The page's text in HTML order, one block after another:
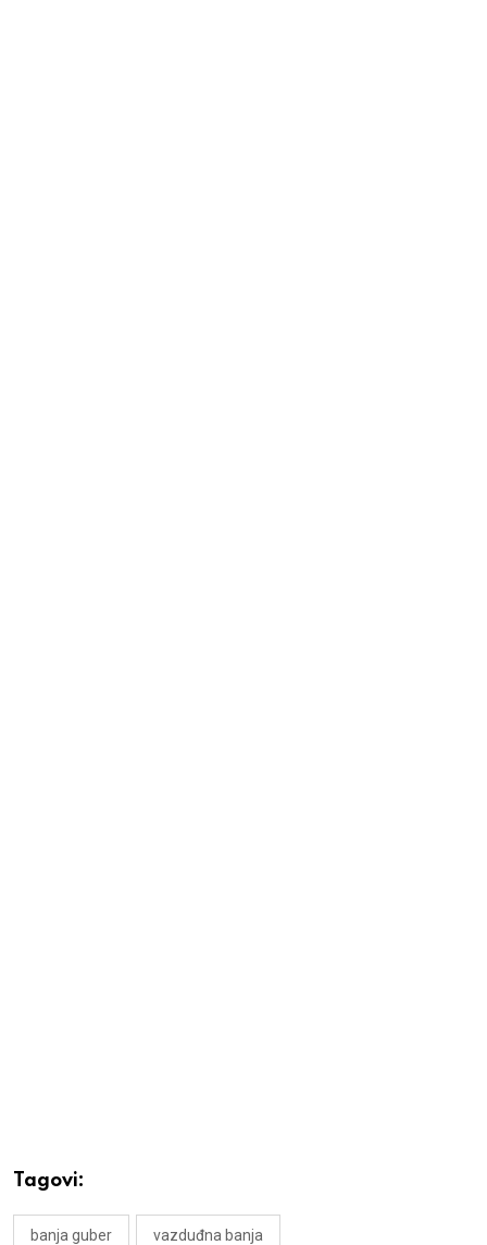
Tagovi:
banja guber vazduđna banja